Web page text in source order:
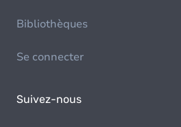
Bibliothèques
Se connecter
Suivez-nous